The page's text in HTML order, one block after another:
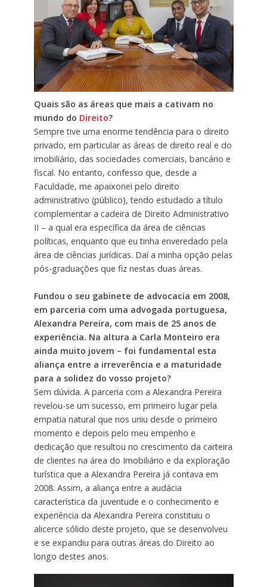
Quais são as áreas que mais a cativam no
mundo do Direito?
Sempre tive uma enorme tendência para o direito
privado, em particular as áreas de direito real e do
imobiliário, das sociedades comerciais, bancário e
fiscal. No entanto, confesso que, desde a
Faculdade, me apaixonei pelo direito
administrativo (público), tendo estudado a título
complementar a cadeira de Direito Administrativo
II – a qual era específica da área de ciências
políticas, enquanto que eu tinha enveredado pela
área de ciências jurídicas. Daí a minha opção pelas
pós-graduações que fiz nestas duas áreas.
Fundou o seu gabinete de advocacia em 2008,
em parceria com uma advogada portuguesa,
Alexandra Pereira, com mais de 25 anos de
experiência. Na altura a Carla Monteiro era
ainda muito jovem – foi fundamental esta
aliança entre a irreverência e a maturidade
para a solidez do vosso projeto?
Sem dúvida. A parceria com a Alexandra Pereira
revelou-se um sucesso, em primeiro lugar pela
empatia natural que nos uniu desde o primeiro
momento e depois pelo meu empenho e
dedicação que resultou no crescimento da carteira
de clientes na área do Imobiliário e da exploração
turística que a Alexandra Pereira já contava em
2008. Assim, a aliança entre a audácia
característica da juventude e o conhecimento e
experiência da Alexandra Pereira constituiu o
alicerce sólido deste projeto, que se desenvolveu
e se expandiu para outras áreas do Direito ao
longo destes anos.